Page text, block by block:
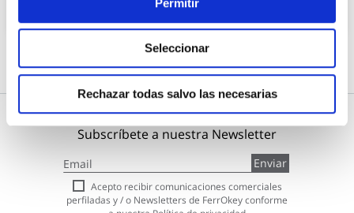
Seleccionar
Rechazar todas salvo las necesarias
Añadir al carrito
Subscríbete a nuestra Newsletter
a
nuestro
boletín
de
Enviar
Acepto recibir comunicaciones comerciales
perfiladas y / o Newsletters de FerrOkey conforme